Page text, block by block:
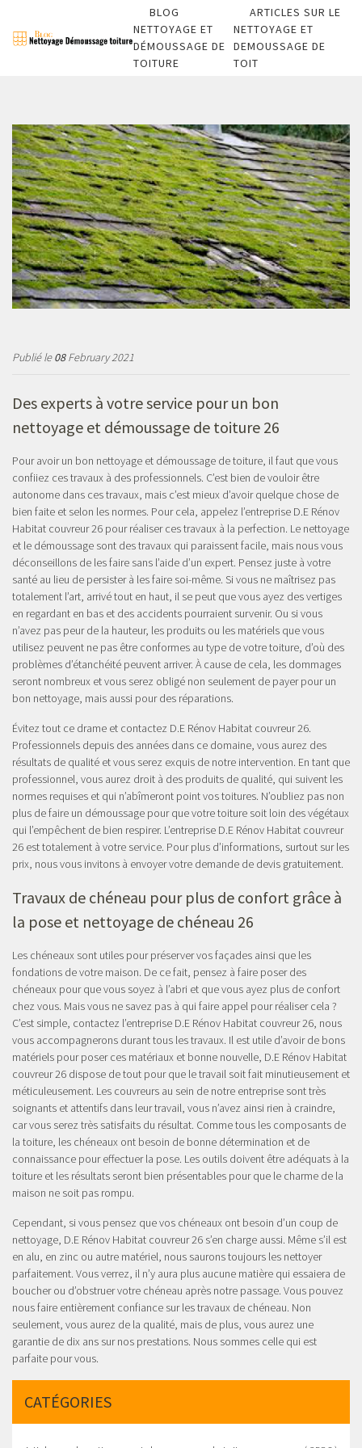
BLOG
NETTOYAGE ET
DÉMOUSSAGE DE
TOITURE
ARTICLES SUR LE
NETTOYAGE ET
DEMOUSSAGE DE
TOIT
Publié le08February 2021
Des experts à votre service pour un bon
nettoyage et démoussage de toiture 26
Pour avoir un bon nettoyage et démoussage de toiture, il faut que vous
confiiez ces travaux à des professionnels. C’est bien de vouloir être
autonome dans ces travaux, mais c’est mieux d’avoir quelque chose de
bien faite et selon les normes. Pour cela, appelez l’entreprise D.E Rénov
Habitat couvreur 26 pour réaliser ces travaux à la perfection. Le nettoyage
et le démoussage sont des travaux qui paraissent facile, mais nous vous
déconseillons de les faire sans l’aide d’un expert. Pensez juste à votre
santé au lieu de persister à les faire soi-même. Si vous ne maîtrisez pas
totalement l’art, arrivé tout en haut, il se peut que vous ayez des vertiges
en regardant en bas et des accidents pourraient survenir. Ou si vous
n’avez pas peur de la hauteur, les produits ou les matériels que vous
utilisez peuvent ne pas être conformes au type de votre toiture, d’où des
problèmes d’étanchéité peuvent arriver. À cause de cela, les dommages
seront nombreux et vous serez obligé non seulement de payer pour un
bon nettoyage, mais aussi pour des réparations.
Évitez tout ce drame et contactez D.E Rénov Habitat couvreur 26.
Professionnels depuis des années dans ce domaine, vous aurez des
résultats de qualité et vous serez exquis de notre intervention. En tant que
professionnel, vous aurez droit à des produits de qualité, qui suivent les
normes requises et qui n’abîmeront point vos toitures. N’oubliez pas non
plus de faire un démoussage pour que votre toiture soit loin des végétaux
qui l’empêchent de bien respirer. L’entreprise D.E Rénov Habitat couvreur
26 est totalement à votre service. Pour plus d’informations, surtout sur les
prix, nous vous invitons à envoyer votre demande de devis gratuitement.
Travaux de chéneau pour plus de confort grâce à
la pose et nettoyage de chéneau 26
Les chéneaux sont utiles pour préserver vos façades ainsi que les
fondations de votre maison. De ce fait, pensez à faire poser des
chéneaux pour que vous soyez à l’abri et que vous ayez plus de confort
chez vous. Mais vous ne savez pas à qui faire appel pour réaliser cela ?
C’est simple, contactez l’entreprise D.E Rénov Habitat couvreur 26, nous
vous accompagnerons durant tous les travaux. Il est utile d’avoir de bons
matériels pour poser ces matériaux et bonne nouvelle, D.E Rénov Habitat
couvreur 26 dispose de tout pour que le travail soit fait minutieusement et
méticuleusement. Les couvreurs au sein de notre entreprise sont très
soignants et attentifs dans leur travail, vous n’avez ainsi rien à craindre,
car vous serez très satisfaits du résultat. Comme tous les composants de
la toiture, les chéneaux ont besoin de bonne détermination et de
connaissance pour effectuer la pose. Les outils doivent être adéquats à la
toiture et les résultats seront bien présentables pour que le charme de la
maison ne soit pas rompu.
Cependant, si vous pensez que vos chéneaux ont besoin d’un coup de
nettoyage, D.E Rénov Habitat couvreur 26 s’en charge aussi. Même s’il est
en alu, en zinc ou autre matériel, nous saurons toujours les nettoyer
parfaitement. Vous verrez, il n’y aura plus aucune matière qui essaiera de
boucher ou d’obstruer votre chéneau après notre passage. Vous pouvez
nous faire entièrement confiance sur les travaux de chéneau. Non
seulement, vous aurez de la qualité, mais de plus, vous aurez une
garantie de dix ans sur nos prestations. Nous sommes celle qui est
parfaite pour vous.
CATÉGORIES